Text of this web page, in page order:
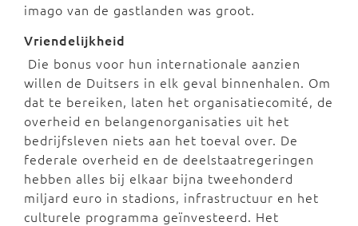
imago van de gastlanden was groot.
Vriendelijkheid
Die bonus voor hun internationale aanzien
willen de Duitsers in elk geval binnenhalen. Om
dat te bereiken, laten het organisatiecomité, de
overheid en belangenorganisaties uit het
bedrijfsleven niets aan het toeval over. De
federale overheid en de deelstaatregeringen
hebben alles bij elkaar bijna tweehonderd
miljard euro in stadions, infrastructuur en het
culturele programma geïnvesteerd. Het